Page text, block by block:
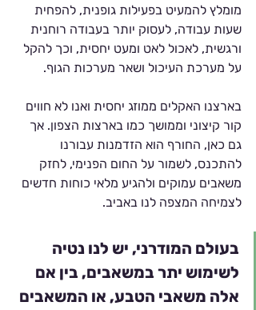
מומלץ להמעיט בפעילות גופנית, להפחית
שעות עבודה, לעסוק יותר בעבודה רוחנית
ורגשית, לאכול לאט ומעט יחסית, וכך להקל
על מערכת העיכול ושאר מערכות הגוף.
בארצנו האקלים ממוזג יחסית ואנו לא חווים
קור קיצוני וממושך כמו בארצות הצפון. אך
גם כאן, החורף הוא הזדמנות עבורנו
להתכנס, לשמור על החום הפנימי, לחזק
משאבים עמוקים ולהגיע מלאי כוחות חדשים
לצמיחה המצפה לנו באביב.
בעולם המודרני, יש לנו נטיה
לשימוש יתר במשאבים, בין אם
אלה משאבי הטבע, או המשאבים